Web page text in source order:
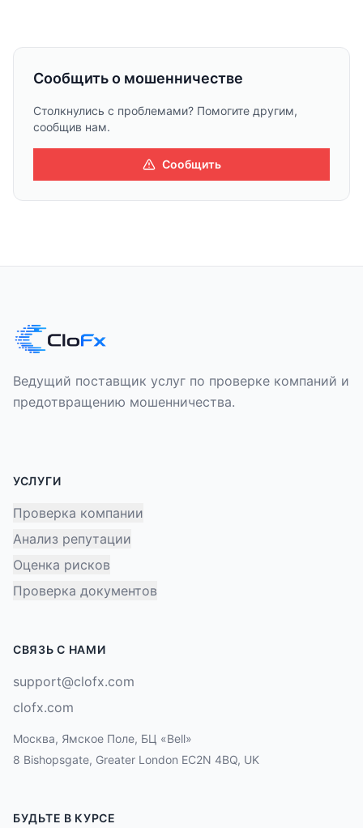
Сообщить о мошенничестве
Столкнулись с проблемами? Помогите другим,
сообщив нам.
Сообщить
Ведущий поставщик услуг по проверке компаний и
предотвращению мошенничества.
УСЛУГИ
Проверка компании
Анализ репутации
Оценка рисков
Проверка документов
СВЯЗЬ С НАМИ
support@clofx.com
clofx.com
Москва, Ямское Поле, БЦ «Bell»
8 Bishopsgate, Greater London EC2N 4BQ, UK
БУДЬТЕ В КУРСЕ